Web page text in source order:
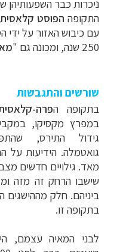
ניכרות כבר השפעותיהן
התקופה הפוסט קלאסית
עם כיבוש האזור על
250 שנה, ומכונה גם "
שורשים והתגבשות
בתקופה הפרה-
במפרץ מקסיקו,
גידול התירס,
גואטמלה. הידיעות על
מאד. גילויים חדשים
שישבו הרחק זה מזה
ביניהם. חלק מההישגים
בתקופה זו.
לבני המאיה עצמם,